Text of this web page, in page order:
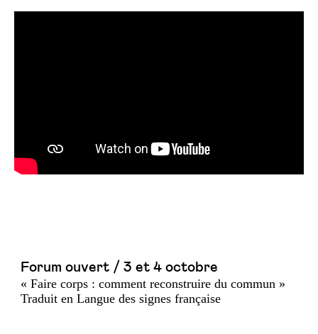
Forum ouvert / 3 et 4 octobre
« Faire corps : comment reconstruire du commun »
Traduit en Langue des signes française